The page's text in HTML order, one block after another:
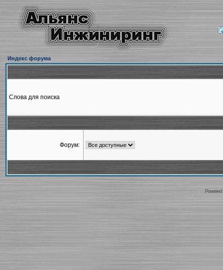
Индекс форума
Слова для поиска
Форум: